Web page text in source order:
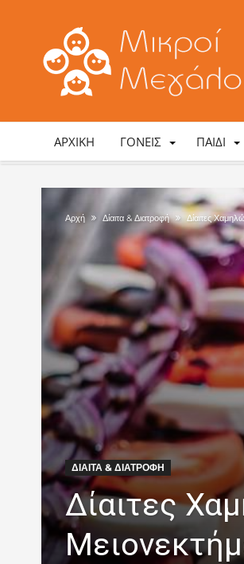
ΑΡΧΙΚΉ ΓΟΝΕΊΣ ΠΑΙΔΊ
Αρχή Δίαιτα & Διατροφή Δίαιτες
ΔΊΑΙΤΑ & ΔΙΑΤΡΟΦΉ
Δίαιτες